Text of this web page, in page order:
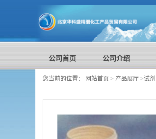
公司首页 公司介绍
您当前的位置： 网站首页 > 产品展厅 >试剂